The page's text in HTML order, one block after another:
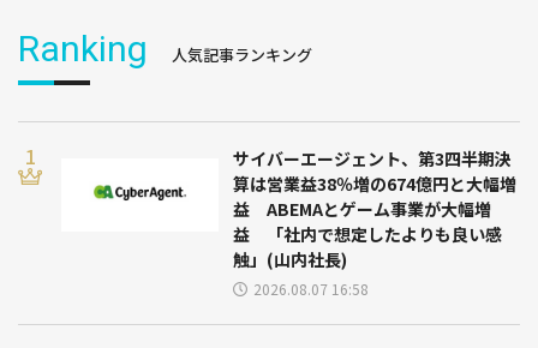
Ranking 人気記事ランキング
サイバーエージェント、第3四半期決
算は営業益38％増の674億円と大幅増
益 ABEMAとゲーム事業が大幅増
益 「社内で想定したよりも良い感
触」(山内社長)
2026.08.07 16:58